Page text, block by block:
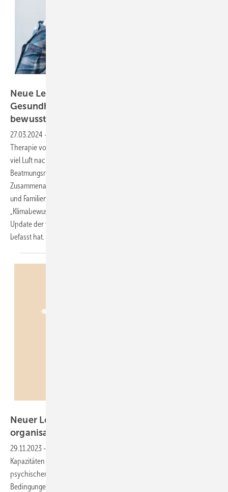
Neue Leitlinie für mehr Klimaschutz im
Gesundheitswesen: Lungenärzte unterstützen
bewussteren
27.03.2024 -
Therapie von Atemwegserkrankungen wie Asthma und COPD ist noch
viel Luft nach oben. Die Deutsche Gesellschaft für Pneumologie und
Beatmungsmedizin will diesen Zustand ändern. In federführender
Zusammenarbeit mit der Deutschen Gesellschaft für Allgemeinmedizin
und Familienmedizin (DEGAM) hat sie jetzt die S2k-Leitlinie
„Klimabewusste Verordnung von Inhalativa“ verabschiedet – ein
Update der vorherigen S1-Leitlinie, die sich erstmalig mit dem Thema
befasst hat.
Neuer Leitfaden der Weltgesundheits­
organisation zur psychischen
29.11.2023 -
Kapazitäten zu stärken, um mit der wachsenden Belastung der
psychischen, neurologischen und Substanzkonsum (MNS)-
Bedingungen (MNS) fertig zu werden und die Behandlungslücke zu